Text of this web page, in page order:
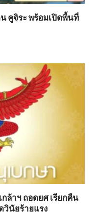
คูจิระ พร้อมเปิดพื้นที่
ล้าฯ ถอดยศ เรียกคืน
วินัยร้ายแรง